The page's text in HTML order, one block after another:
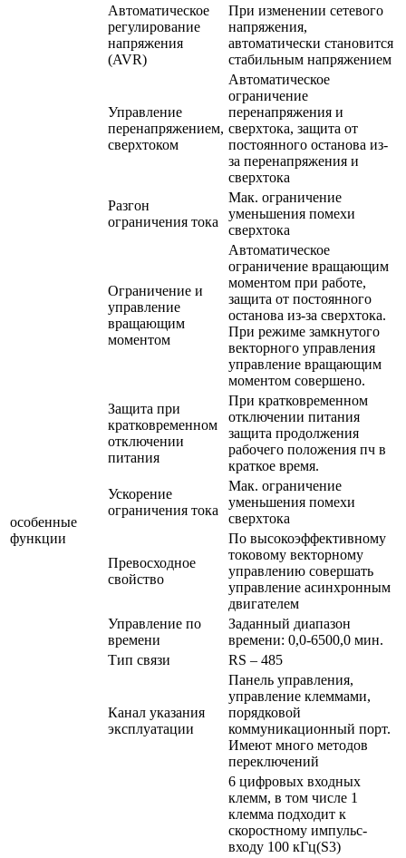
Автоматическое
регулирование
напряжения
(AVR)
При изменении сетевого
напряжения,
автоматически становится
стабильным напряжением
Управление
перенапряжением,
сверхтоком
Автоматическое
ограничение
перенапряжения и
сверхтока, защита от
постоянного останова из-
за перенапряжения и
сверхтока
Разгон
ограничения тока
Мак. ограничение
уменьшения помехи
сверхтока
Ограничение и
управление
вращающим
моментом
Автоматическое
ограничение вращающим
моментом при работе,
защита от постоянного
останова из-за сверхтока.
При режиме замкнутого
векторного управления
управление вращающим
моментом совершено.
особенные
функции
Защита при
кратковременном
отключении
питания
При кратковременном
отключении питания
защита продолжения
рабочего положения пч в
краткое время.
Ускорение
ограничения тока
Мак. ограничение
уменьшения помехи
сверхтока
Превосходное
свойство
По высокоэффективному
токовому векторному
управлению совершать
управление асинхронным
двигателем
Управление по
времени
Заданный диапазон
времени: 0,0-6500,0 мин.
Тип связи
RS – 485
Канал указания
эксплуатации
Панель управления,
управление клеммами,
порядковой
коммуникационный порт.
Имеют много методов
переключений
6 цифровых входных
клемм, в том числе 1
клемма подходит к
скоростному импульс-
входу 100 кГц(S3)